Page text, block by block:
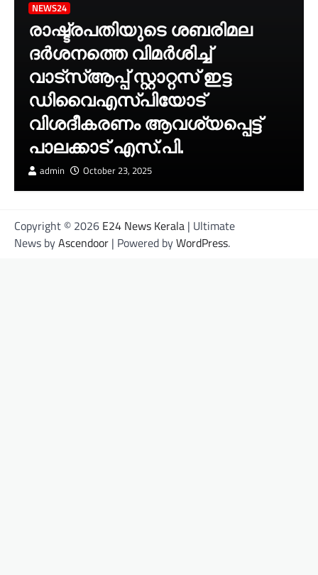
NEWS24
രാഷ്ട്രപതിയുടെ ശബരിമല
ദർശനത്തെ വിമർശിച്ച്
വാട്‌സ്ആപ്പ് സ്റ്റാറ്റസ് ഇട്ട
ഡിവൈഎസ്‌പിയോട്
വിശദീകരണം ആവശ്യപ്പെട്ട്
പാലക്കാട് എസ്.പി.
admin October 23, 2025
Copyright © 2026 E24 News Kerala | Ultimate
News byAscendoor | Powered byWordPress.